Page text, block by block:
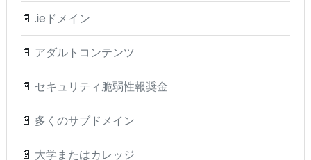
📄 .ieドメイン
📄 アダルトコンテンツ
📄 セキュリティ脆弱性報奨金
📄 多くのサブドメイン
📄 大学またはカレッジ